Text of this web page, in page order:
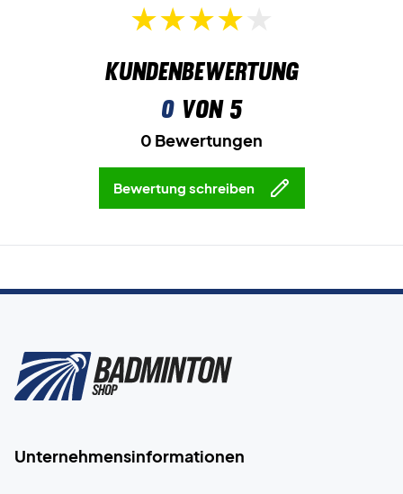
Kundenbewertung
0von 5
0 Bewertungen
Bewertung schreiben
Unternehmensinformationen